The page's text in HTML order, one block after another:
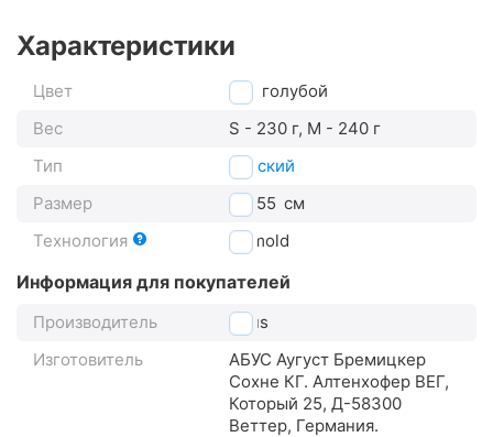
Характеристики
Цвет
голубой
Вес
S - 230 г, M - 240 г
Тип
детский
Размер
50-55 см
Технология
In-mold
Информация для покупателей
Производитель
Abus
Изготовитель
АБУС Аугуст Бремицкер
Сохне КГ. Алтенхофер ВЕГ,
Который 25, Д-58300
Веттер, Германия.